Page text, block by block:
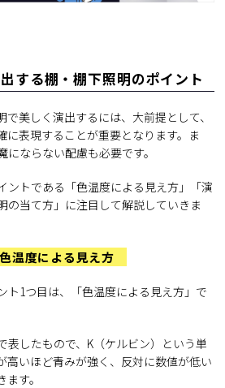
する棚・棚下照明のポイント
美しく演出するには、大前提として、
に表現することが重要となります。ま
ならない配慮も必要です。
ントである「色温度による見え方」「演
の当て方」に注目して解説していきま
温度による見え方
ト1つ目は、「色温度による見え方」で
表したもので、K（ケルビン）という単
高いほど青みが強く、反対に数値が低い
す。